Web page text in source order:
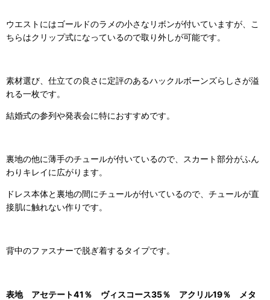
ウエストにはゴールドのラメの小さなリボンが付いていますが、こ
ちらはクリップ式になっているので取り外しが可能です。
素材選び、仕立ての良さに定評のあるハックルボーンズらしさが溢
れる一枚です。
結婚式の参列や発表会に特におすすめです。
裏地の他に薄手のチュールが付いているので、スカート部分がふん
わりキレイに広がります。
ドレス本体と裏地の間にチュールが付いているので、チュールが直
接肌に触れない作りです。
背中のファスナーで脱ぎ着するタイプです。
表地 アセテート41％ ヴィスコース35％ アクリル19％ メタ